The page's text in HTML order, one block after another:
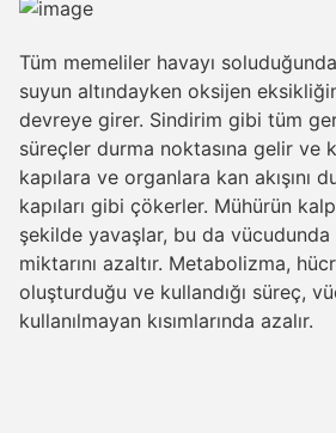
Tüm memeliler havayı
suyun altındayken oksijen
devreye girer. Sindirim gibi tüm
süreçler durma noktasına gelir ve
kapılara ve organlara kan akışını
kapıları gibi çökerler. Mühürün
şekilde yavaşlar, bu da
miktarını azaltır. Metabolizma,
oluşturduğu ve kullandığı süreç,
kullanılmayan kısımlarında azalır.